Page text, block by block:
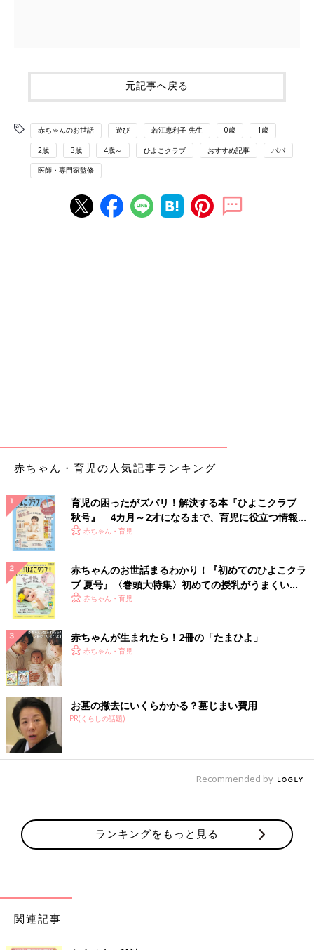
元記事へ戻る
赤ちゃんのお世話 遊び 若江恵利子 先生 0歳 1歳
2歳 3歳 4歳～ ひよこクラブ おすすめ記事 パパ
医師・専門家監修
赤ちゃん・育児の人気記事ランキング
育児の困ったがズバリ！解決する本『ひよこクラブ
秋号』 4カ月～2才になるまで、育児に役立つ情報が
いっぱい！
赤ちゃん・育児
赤ちゃんのお世話まるわかり！『初めてのひよこクラ
ブ 夏号』〈巻頭大特集〉初めての授乳がうまくい
く！ おっぱい・ミルクの基本と夏のトラブル 解決テ
赤ちゃん・育児
赤ちゃんが生まれたら！2冊の「たまひよ」
赤ちゃん・育児
お墓の撤去にいくらかかる？墓じまい費用
PR(くらしの話題)
Recommended by
ランキングをもっと見る
関連記事